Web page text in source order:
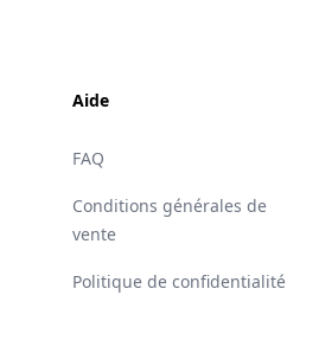
Aide
FAQ
Conditions générales de
vente
Politique de confidentialité